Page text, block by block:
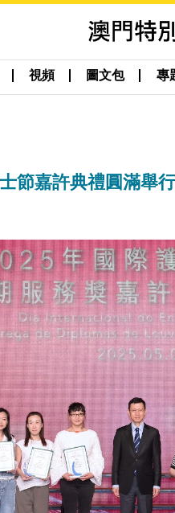
視頻 圖文包 專
節嘉許典禮圓滿舉行